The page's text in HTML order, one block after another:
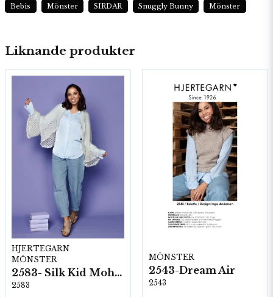
Liknande produkter
HJERTEGARN
MÖNSTER
2583- Silk Kid Mohair
2583
MÖNSTER
2543-Dream Air
2543
Bebis Mönster SIRDAR Snuggly Bunny Mönster